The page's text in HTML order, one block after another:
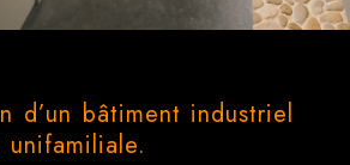
d’un bâtiment industriel